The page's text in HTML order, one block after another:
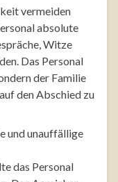
vermeiden
absolute
Witze
Das Personal
der Familie
den Abschied zu
und unauffällige
das Personal